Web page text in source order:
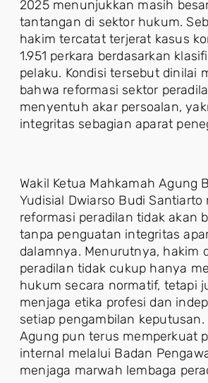
2025 menunjukkan masih
tantangan di sektor hukum.
hakim tercatat terjerat kasus
1.951 perkara berdasarkan
pelaku. Kondisi tersebut dinilai
bahwa reformasi sektor
menyentuh akar persoalan,
integritas sebagian aparat
Wakil Ketua Mahkamah Agung
Yudisial Dwiarso Budi Santiarto
reformasi peradilan tidak akan
tanpa penguatan integritas
dalamnya. Menurutnya, hakim
peradilan tidak cukup hanya
hukum secara normatif, tetapi
menjaga etika profesi dan
setiap pengambilan keputusan.
Agung pun terus memperkuat
internal melalui Badan
menjaga marwah lembaga